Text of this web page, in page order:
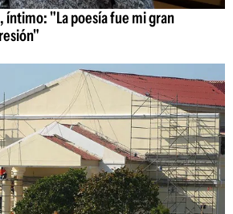
íntimo: "La poesía fue mi gran